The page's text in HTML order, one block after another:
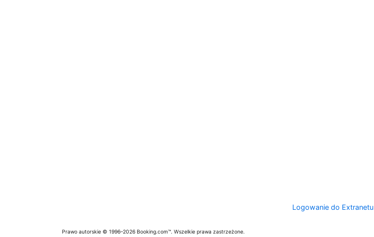
Logowanie do Extranetu
Prawo autorskie © 1996–2026 Booking.com™. Wszelkie prawa zastrzeżone.